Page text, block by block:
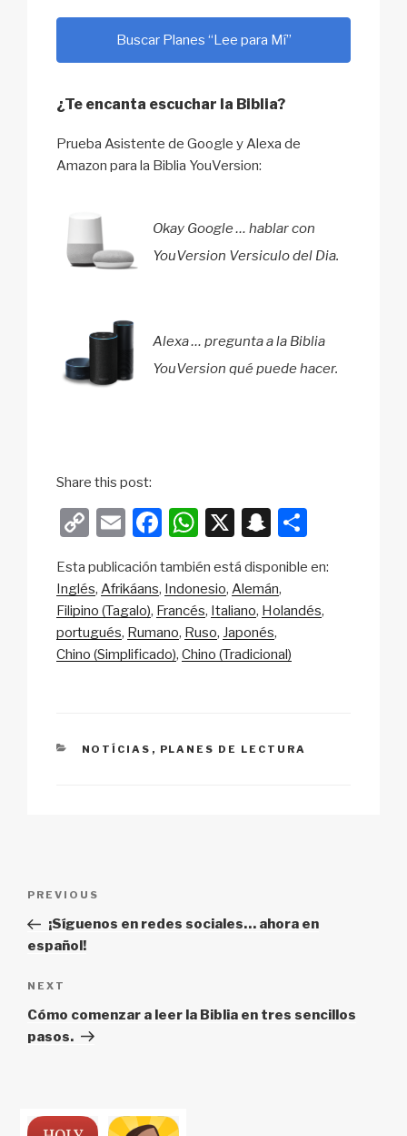
Buscar Planes “Lee para Mí”
¿Te encanta escuchar la Biblia?
Prueba Asistente de Google y Alexa de
Amazon para la Biblia YouVersion:
Okay Google … hablar con
YouVersion Versiculo del Dia.
Alexa … pregunta a la Biblia
YouVersion qué puede hacer.
Share this post:
C
p
y
Li
n
E
ail
F
c
e
b
o
W
at
s
A
p
X
S
a
p
c
h
ar
e
Esta publicación también está disponible en:
Inglés Afrikáans Indonesio Alemán
Filipino (Tagalo) Francés Italiano Holandés
portugués Rumano Ruso Japonés
Chino (Simplificado) Chino (Tradicional)
CATEGORIES
NOTÍCIAS , PLANES DE LECTURA
Previous
Post
PREVIOUS
¡Síguenos en redes sociales… ahora en
español!
Next
Post
NEXT
Cómo comenzar a leer la Biblia en tres sencillos
pasos.